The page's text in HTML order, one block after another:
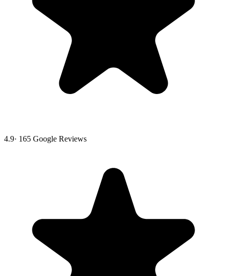
4.9· 165 Google Reviews